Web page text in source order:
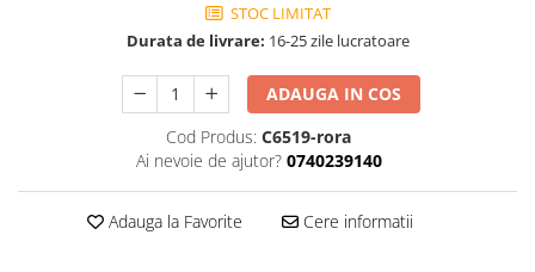
Comode lux-ultramoderne
Dulapuri haine si Sifoniere
Masute de toaleta
Noptiere dormitor
Paturi cu saltea inclusa(pachet
STOC LIMITAT
Durata de livrare: 16-25 zile lucratoare
ADAUGA IN COS
Cod Produs: C6519-rora
Ai nevoie de ajutor? 0740239140
Adauga la Favorite Cere informatii